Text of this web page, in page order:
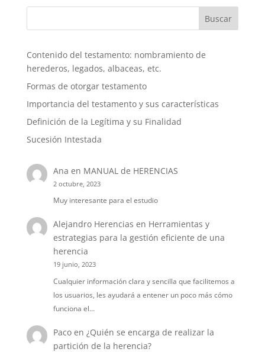
Buscar
Contenido del testamento: nombramiento de
herederos, legados, albaceas, etc.
Formas de otorgar testamento
Importancia del testamento y sus características
Definición de la Legítima y su Finalidad
Sucesión Intestada
Ana en MANUAL de HERENCIAS
2 octubre, 2023
Muy interesante para el estudio
Alejandro Herencias en Herramientas y
estrategias para la gestión eficiente de una
herencia
19 junio, 2023
Cualquier información clara y sencilla que facilitemos a
los usuarios, les ayudará a entener un poco más cómo
funciona el…
Paco en¿Quién se encarga de realizar la
partición de la herencia?